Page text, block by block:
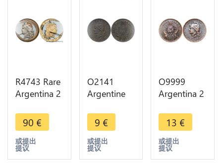
R4743 Rare
Argentina 2
1890 Artist
work
Liberty
Silvered ->
90 €
或提出
提议
O2141
Argentine
Centavos
1884 -
>Make
offer
9 €
或提出
提议
O9999
Argentina 2
Capped
Liberty
Head 1884
AU -> Make
13 €
或提出
提议